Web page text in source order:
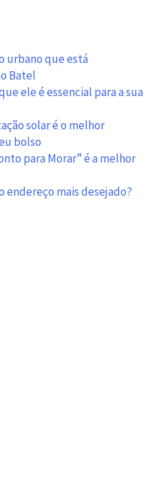
charmosas
urbano que está
Batel
ele é essencial para a sua
solar é o melhor
bolso
para Morar” é a melhor
endereço mais desejado?